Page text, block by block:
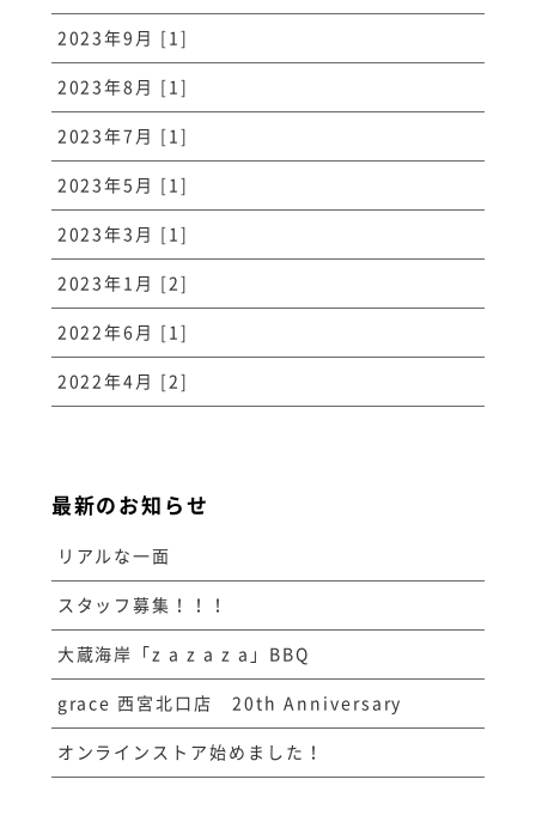
2023年9月 [1]
2023年8月 [1]
2023年7月 [1]
2023年5月 [1]
2023年3月 [1]
2023年1月 [2]
2022年6月 [1]
2022年4月 [2]
最新のお知らせ
リアルな一面
スタッフ募集！！！
大蔵海岸「z a z a z a」BBQ
grace 西宮北口店 20th Anniversary
オンラインストア始めました！